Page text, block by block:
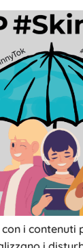
i contenuti